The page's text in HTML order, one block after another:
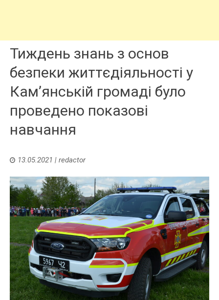
Тиждень знань з основ
безпеки життєдіяльності у
Кам’янській громаді було
проведено показові
навчання
13.05.2021 | redactor